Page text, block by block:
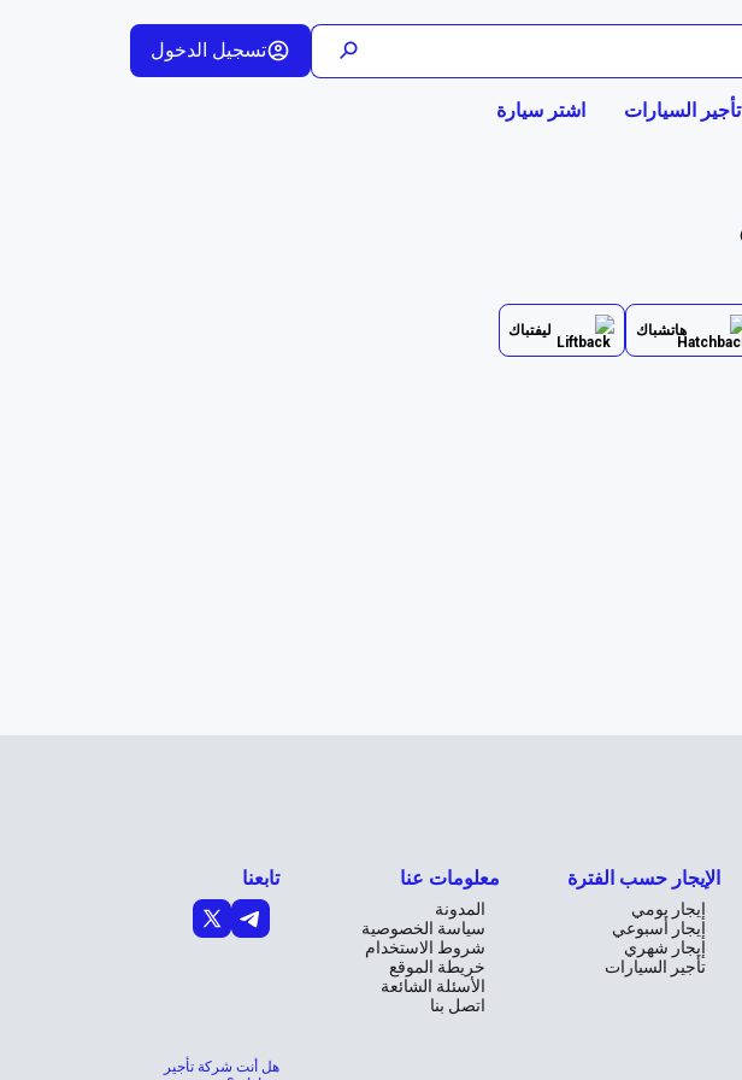
تسجيل الدخول
تأجير السيارات اشتر سيارة
هاتشباك ليفتباك
الإيجار حسب الفترة
إيجار يومي
إيجار أسبوعي
إيجار شهري
تأجير السيارات
معلومات عنا
المدونة
سياسة الخصوصية
شروط الاستخدام
خريطة الموقع
الأسئلة الشائعة
اتصل بنا
تابعنا
هل أنت شركة تأجير